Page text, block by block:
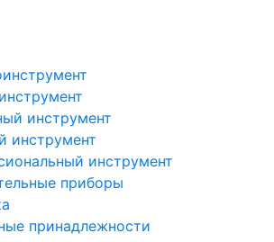
инструмент
инструмент
инструмент
приборы
принадлежности